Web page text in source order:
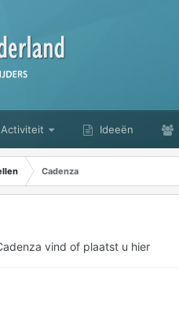
Activiteit Ideeën
Cadenza
vind of plaatst u hier